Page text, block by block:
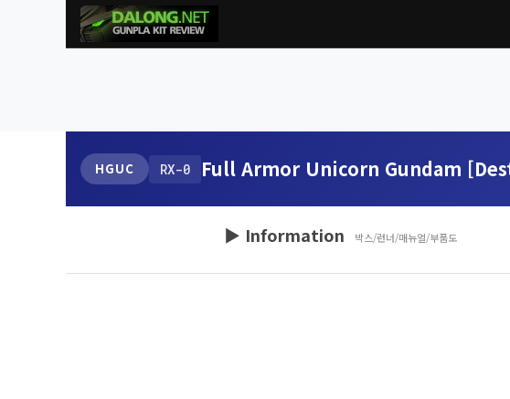
HGUC RX-0 Full Armor Unicorn Gundam
▶ Information 박스/런너/매뉴얼/부품도